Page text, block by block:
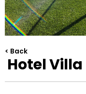
< Back
Hotel